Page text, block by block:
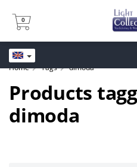
0
0
Home Tags dimoda
Products
dimoda